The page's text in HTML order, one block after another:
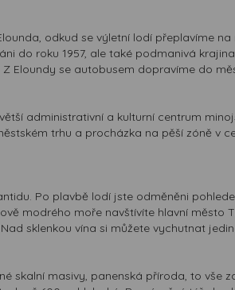
odkud se výletní lodí přeplavíme
do roku 1957, ale také podmanivá
Eloundy se autobusem dopravíme do
administrativní a kulturní centrum
trhu a procházka na pěší zóně v
Po plavbě lodí jste odměněni
modrého moře navštívíte hlavní
sklenkou vína si můžete vychutnat
skalní masivy, panenská příroda, to